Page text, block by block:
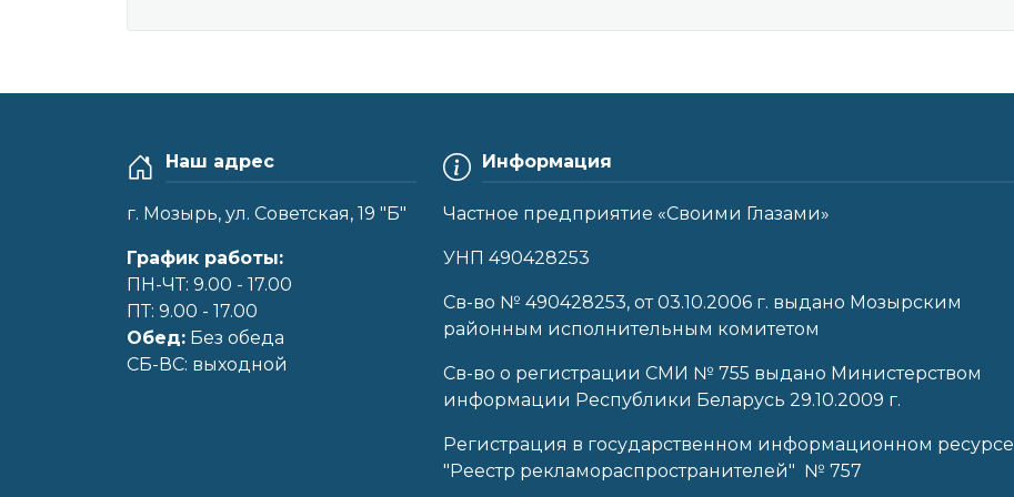
Наш адрес
г. Мозырь, ул. Советская, 19 "Б"
График работы:
ПН-ЧТ: 9.00 - 17.00
ПТ: 9.00 - 17.00
Обед: Без обеда
CБ-ВС: выходной
Информация
Частное предприятие «Своими Глазами»
УНП 490428253
Cв-во № 490428253, от 03.10.2006 г. выдано Мозырским
районным исполнительным комитетом
Св-во о регистрации СМИ № 755 выдано Министерством
информации Республики Беларусь 29.10.2009 г.
Регистрация в государственном информационном ресурсе
"Реестр рекламораспространителей" № 757